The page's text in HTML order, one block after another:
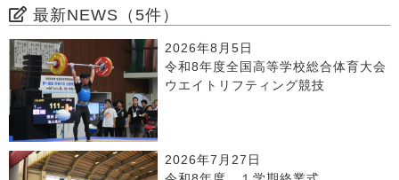
最新NEWS（5件）
2026年8月5日
令和8年度全国高等学校総合体育大会
ウエイトリフティング競技
2026年7月27日